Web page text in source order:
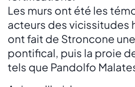
Les murs ont été les
acteurs des vicissitudes
ont fait de Stroncone
pontifical, puis la proie
tels que Pandolfo